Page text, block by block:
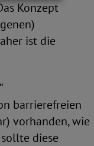
Konzept
ist die
barrierefreien
vorhanden, wie
diese